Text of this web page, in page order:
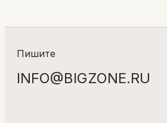
Пишите
INFO@BIGZONE.RU